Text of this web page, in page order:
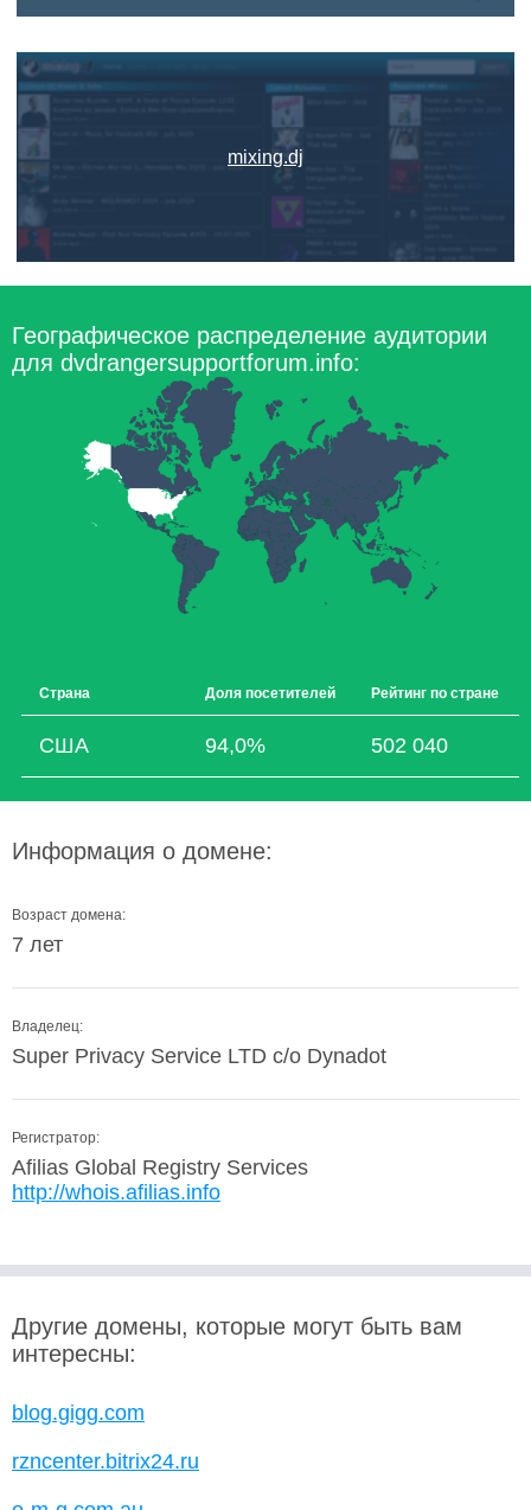
mixing.dj
Географическое распределение аудитории
для dvdrangersupportforum.info:
Страна Доля посетителей Рейтинг по стране
США 94,0% 502 040
Информация о домене:
Возраст домена:
7 лет
Владелец:
Super Privacy Service LTD c/o Dynadot
Регистратор:
Afilias Global Registry Services
http://whois.afilias.info
Другие домены, которые могут быть вам
интересны:
blog.gigg.com
rzncenter.bitrix24.ru